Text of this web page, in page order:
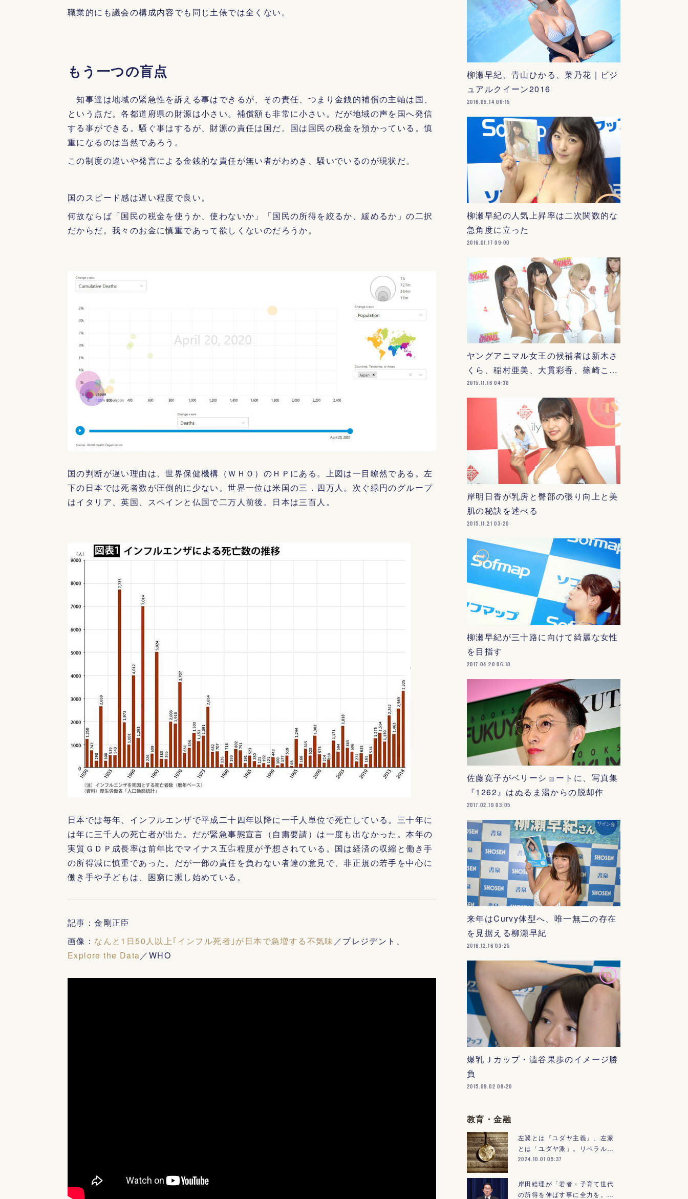
職業的にも議会の構成内容でも同じ土俵では全くない。
もう一つの盲点
知事達は地域の緊急性を訴える事はできるが、その責任、つまり金銭的補償の主軸は国、
という点だ。各都道府県の財源は小さい。補償額も非常に小さい。だが地域の声を国へ発信
する事ができる。騒ぐ事はするが、財源の責任は国だ。国は国民の税金を預かっている。慎
重になるのは当然であろう。
この制度の違いや発言による金銭的な責任が無い者がわめき、騒いでいるのが現状だ。
国のスピード感は遅い程度で良い。
何故ならば「国民の税金を使うか、使わないか」「国民の所得を絞るか、緩めるか」の二択
だからだ。我々のお金に慎重であって欲しくないのだろうか。
国の判断が遅い理由は、世界保健機構（ＷＨＯ）のＨＰにある。上図は一目瞭然である。左
下の日本では死者数が圧倒的に少ない。世界一位は米国の三．四万人。次ぐ緑円のグループ
はイタリア、英国、スペインと仏国で二万人前後。日本は三百人。
日本では毎年、インフルエンザで平成二十四年以降に一千人単位で死亡している。三十年に
は年に三千人の死亡者が出た。だが緊急事態宣言（自粛要請）は一度も出なかった。本年の
実質ＧＤＰ成長率は前年比でマイナス五㌫程度が予想されている。国は経済の収縮と働き手
の所得減に慎重であった。だが一部の責任を負わない者達の意見で、非正規の若手を中心に
働き手や子どもは、困窮に瀕し始めている。
記事：金剛正臣
画像： なんと1日50人以上｢インフル死者｣が日本で急増する不気味 ／プレジデント、
Explore the Data／WHO
柳瀬早紀、青山ひかる、菜乃花｜ビジ
ュアルクイーン2016
2016.09.14 06:15
柳瀬早紀の人気上昇率は二次関数的な
急角度に立った
2016.01.17 09:00
ヤングアニマル女王の候補者は新木さ
くら、稲村亜美、大貫彩香、篠崎こ…
2015.11.16 04:30
岸明日香が乳房と臀部の張り向上と美
肌の秘訣を述べる
2015.11.21 03:20
柳瀬早紀が三十路に向けて綺麗な女性
を目指す
2017.04.20 06:10
佐藤寛子がベリーショートに、写真集
『1262』はぬるま湯からの脱却作
2017.02.19 03:05
来年はCurvy体型へ、唯一無二の存在
を見据える柳瀬早紀
2016.12.16 03:25
爆乳Ｊカップ・澁谷果歩のイメージ勝
負
2015.09.02 08:20
教育・金融
左翼とは『ユダヤ主義』、左派
とは「ユダヤ派」。リベラル…
2024.10.01 05:37
岸田総理が「若者・子育て世代
の所得を伸ばす事に全力を。…